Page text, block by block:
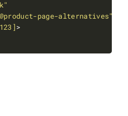
page-alternatives"